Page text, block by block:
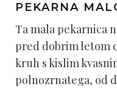
PEKARNA
Ta mala pekarnica
pred dobrim letom
kruh s kislim
polnozrnatega, od